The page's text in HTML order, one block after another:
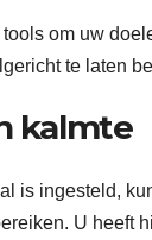
om uw
te laten
kalmte
is ingesteld,
U heeft